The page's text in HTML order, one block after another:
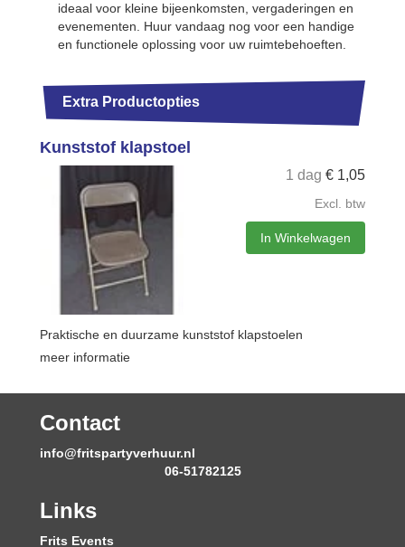
ideaal voor kleine bijeenkomsten, vergaderingen en
evenementen. Huur vandaag nog voor een handige
en functionele oplossing voor uw ruimtebehoeften.
Extra Productopties
Kunststof klapstoel
1 dag € 1,05
Excl. btw
In Winkelwagen
Praktische en duurzame kunststof klapstoelen
meer informatie
Contact
info@fritspartyverhuur.nl
06-51782125
Links
Frits Events